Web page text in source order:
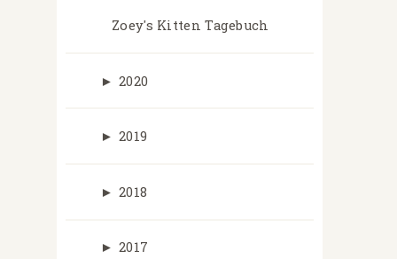
Zoey's Kitten Tagebuch
► 2020
► 2019
► 2018
► 2017